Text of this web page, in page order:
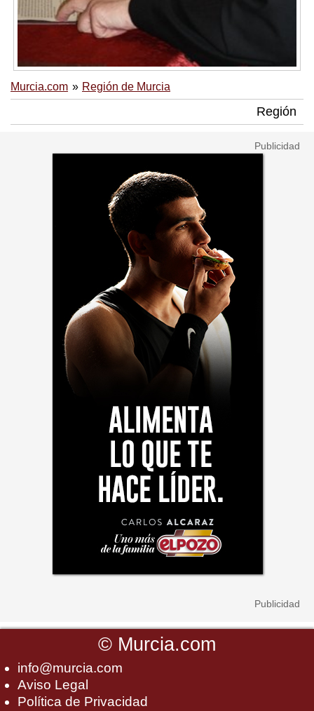
Murcia.com Región de Murcia
Región
© Murcia.com
info@murcia.com
Aviso Legal
Política de Privacidad